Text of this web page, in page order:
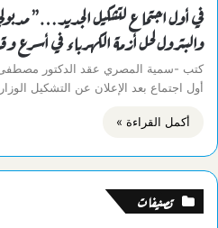
في أول اجتماع لتشكيل الجديد…”
والبترول لحل أزمة الكهرباء في أسرع
كتب -سمية المصري عقد الدكتور
أول اجتماع بعد الإعلان عن التشكيل
أكمل القراءة »
تصنيفات